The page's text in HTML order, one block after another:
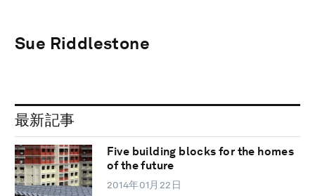
Sue Riddlestone
最新記事
Five building blocks for the homes
of the future
2014年01月22日